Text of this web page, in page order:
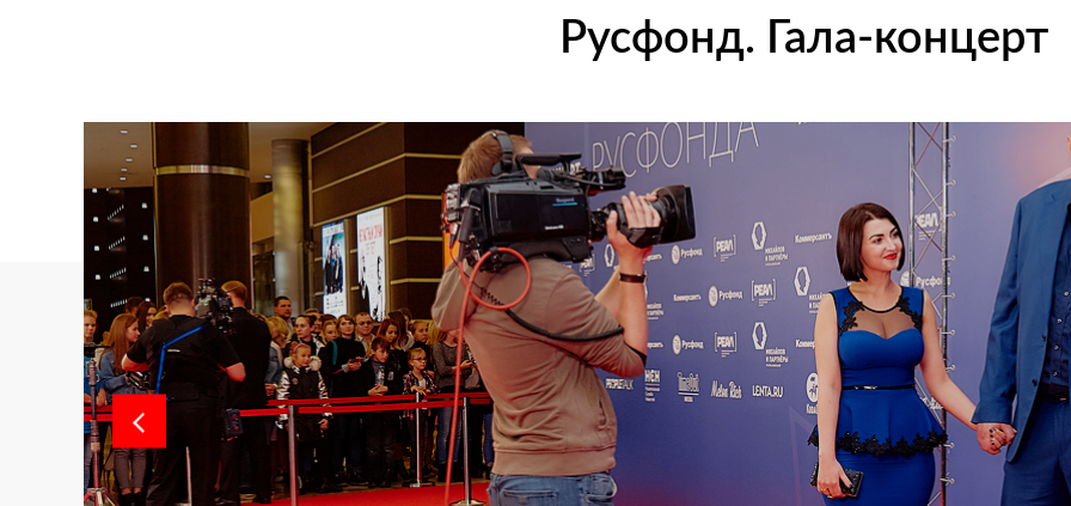
Русфонд. Гала-концерт